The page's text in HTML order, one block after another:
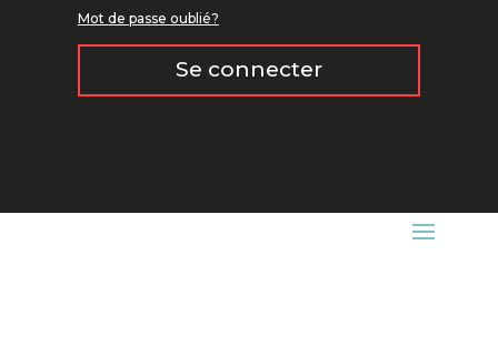
Mot de passe oublié?
Se connecter